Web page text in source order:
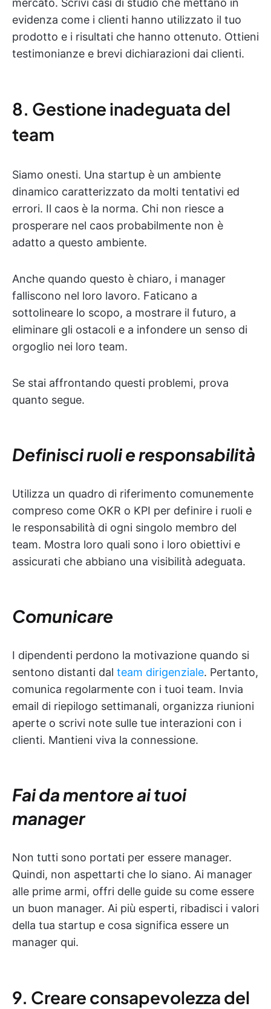
mercato. Scrivi casi di studio che mettano in
evidenza come i clienti hanno utilizzato il tuo
prodotto e i risultati che hanno ottenuto. Ottieni
testimonianze e brevi dichiarazioni dai clienti.
8. Gestione inadeguata del
team
Siamo onesti. Una startup è un ambiente
dinamico caratterizzato da molti tentativi ed
errori. Il caos è la norma. Chi non riesce a
prosperare nel caos probabilmente non è
adatto a questo ambiente.
Anche quando questo è chiaro, i manager
falliscono nel loro lavoro. Faticano a
sottolineare lo scopo, a mostrare il futuro, a
eliminare gli ostacoli e a infondere un senso di
orgoglio nei loro team.
Se stai affrontando questi problemi, prova
quanto segue.
Definisci ruoli e responsabilità
Utilizza un quadro di riferimento comunemente
compreso come OKR o KPI per definire i ruoli e
le responsabilità di ogni singolo membro del
team. Mostra loro quali sono i loro obiettivi e
assicurati che abbiano una visibilità adeguata.
Comunicare
I dipendenti perdono la motivazione quando si
sentono distanti dal team dirigenziale. Pertanto,
comunica regolarmente con i tuoi team. Invia
email di riepilogo settimanali, organizza riunioni
aperte o scrivi note sulle tue interazioni con i
clienti. Mantieni viva la connessione.
Fai da mentore ai tuoi
manager
Non tutti sono portati per essere manager.
Quindi, non aspettarti che lo siano. Ai manager
alle prime armi, offri delle guide su come essere
un buon manager. Ai più esperti, ribadisci i valori
della tua startup e cosa significa essere un
manager qui.
9. Creare consapevolezza del